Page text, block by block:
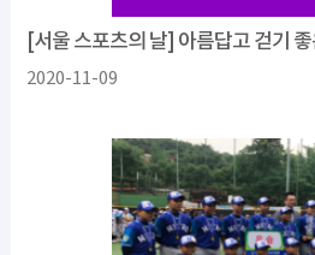
[서울 스포츠의 날] 아름답고 걷기
2020-11-09